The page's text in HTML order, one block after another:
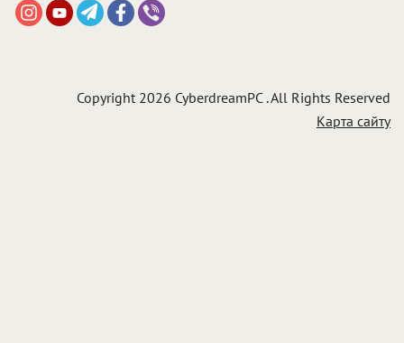
Copyright 2026 CyberdreamPC . All Rights Reserved
Карта сайту